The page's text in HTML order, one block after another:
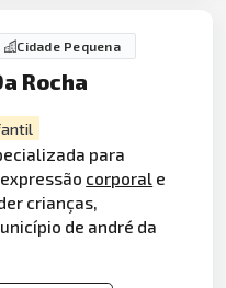
Cidade Pequena
Rocha
para
corporal e
crianças,
de andré da